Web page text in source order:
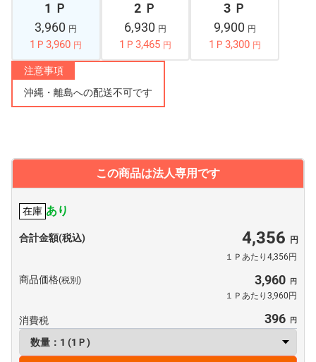
1 Ｐ
3,960 円
1Ｐ3,960 円
2 Ｐ
6,930 円
1Ｐ3,465 円
3 Ｐ
9,900 円
1Ｐ3,300 円
注意事項
沖縄・離島への配送不可です
この商品は法人専用です
在庫 あり
合計金額(税込) 4,356
１Ｐあたり4,356円
商品価格(税別) 3,960
１Ｐあたり3,960円
消費税 396